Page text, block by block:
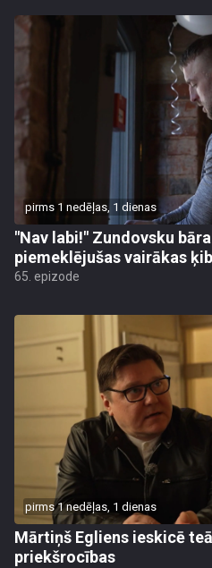
pirms 1 nedēļas, 1 dienas
"Nav labi!" Zundovsku
piemeklējušas vairākas
65. epizode
pirms 1 nedēļas, 1 dienas
Mārtiņš Egliens ieskicē
priekšrocības